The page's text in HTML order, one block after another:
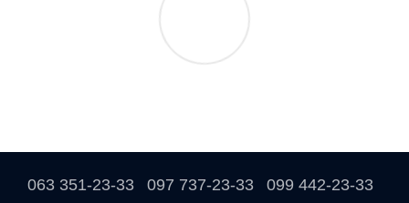
063 351-23-33 097 737-23-33 099 442-23-33